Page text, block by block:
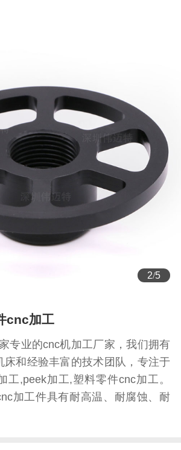
2/5
cnc加工
专业的cnc机加工厂家，我们拥有
床和经验丰富的技术团队，专注于
工,peek加工,塑料零件cnc加工。
加工件具有耐高温、耐腐蚀、耐